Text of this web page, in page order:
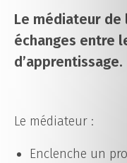
Le médiateur de
échanges entre
d’apprentissage.
Le médiateur :
Enclenche un